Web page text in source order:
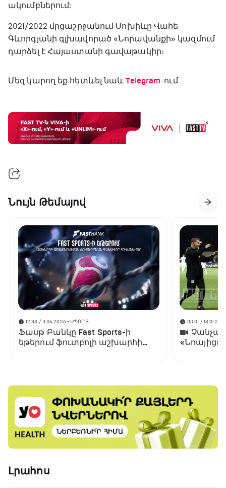
ակումբներում:
2021/2022 մրցաշրջանում Սոխիևը Վահե
Գևորգյանի գլխավորած «Նորավանքի» կազմում
դարձել է Հայաստանի գավաթակիր։
Մեզ կարող եք հետևել նաև Telegram-ում
Նույն Թեմայով
12:33 / 11.06.2026• ՍՊՈՐՏ
Ֆասթ Բանկը Fast Sports-ի
եթերում ֆուտբոլի աշխարհի
00:01 /
«Նոայից»
Լրահոս